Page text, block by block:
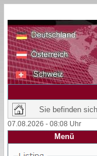
Sie befinden
07.08.2026 - 08:08 Uhr
Menü